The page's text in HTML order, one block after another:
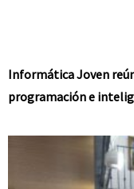
Informática Joven
programación e